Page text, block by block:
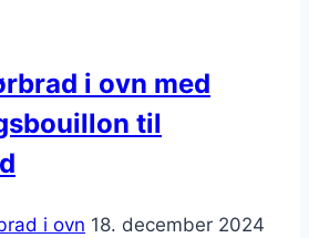
i ovn med
til
i ovn 18. december 2024